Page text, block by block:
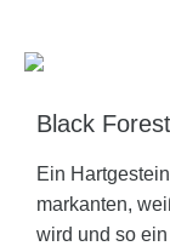
Black
Ein
markanten,
wird und so